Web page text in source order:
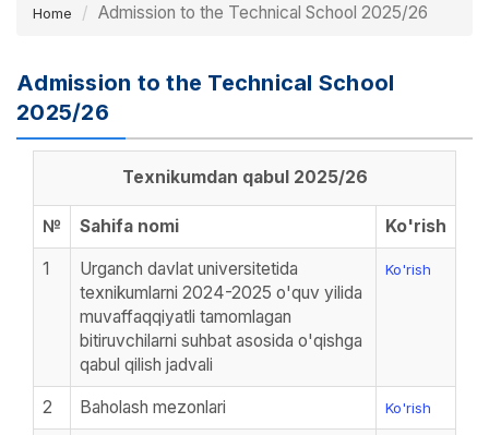
Home Admission to the Technical School 2025/26
Admission to the Technical School
2025/26
Texnikumdan qabul 2025/26
№ Sahifa nomi Ko'rish
1
Urganch davlat universitetida
texnikumlarni 2024-2025 o'quv yilida
muvaffaqqiyatli tamomlagan
bitiruvchilarni suhbat asosida o'qishga
qabul qilish jadvali
Ko'rish
2 Baholash mezonlari Ko'rish